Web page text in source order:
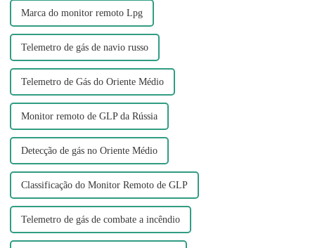
Marca do monitor remoto Lpg
Telemetro de gás de navio russo
Telemetro de Gás do Oriente Médio
Monitor remoto de GLP da Rússia
Detecção de gás no Oriente Médio
Classificação do Monitor Remoto de GLP
Telemetro de gás de combate a incêndio